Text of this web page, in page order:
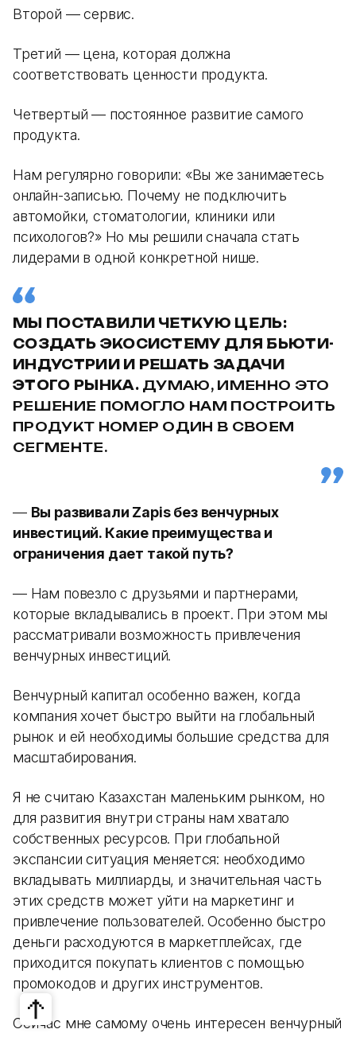
Второй — сервис.
Третий — цена, которая должна
соответствовать ценности продукта.
Четвертый — постоянное развитие самого
продукта.
Нам регулярно говорили: «Вы же занимаетесь
онлайн-записью. Почему не подключить
автомойки, стоматологии, клиники или
психологов?» Но мы решили сначала стать
лидерами в одной конкретной нише.
МЫ ПОСТАВИЛИ ЧЕТКУЮ ЦЕЛЬ:
СОЗДАТЬ ЭКОСИСТЕМУ ДЛЯ БЬЮТИ-
ИНДУСТРИИ И РЕШАТЬ ЗАДАЧИ
ЭТОГО РЫНКА. ДУМАЮ, ИМЕННО ЭТО
РЕШЕНИЕ ПОМОГЛО НАМ ПОСТРОИТЬ
ПРОДУКТ НОМЕР ОДИН В СВОЕМ
СЕГМЕНТЕ.
— Вы развивали Zapis без венчурных
инвестиций. Какие преимущества и
ограничения дает такой путь?
— Нам повезло с друзьями и партнерами,
которые вкладывались в проект. При этом мы
рассматривали возможность привлечения
венчурных инвестиций.
Венчурный капитал особенно важен, когда
компания хочет быстро выйти на глобальный
рынок и ей необходимы большие средства для
масштабирования.
Я не считаю Казахстан маленьким рынком, но
для развития внутри страны нам хватало
собственных ресурсов. При глобальной
экспансии ситуация меняется: необходимо
вкладывать миллиарды, и значительная часть
этих средств может уйти на маркетинг и
привлечение пользователей. Особенно быстро
деньги расходуются в маркетплейсах, где
приходится покупать клиентов с помощью
промокодов и других инструментов.
Сейчас мне самому очень интересен венчурный